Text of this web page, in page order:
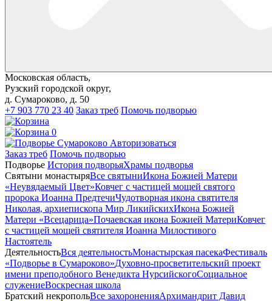
Московская область,
Рузский городской округ,
д. Сумароково, д. 50
+7 903 770 23 40 Заказ треб Помочь подворью
0
Авторизоваться
Заказ треб Помочь подворью
Подворье История подворьяХрамы подворья
Святыни монастыряВсе святыниИкона Божией Матери
«Неувядаемый Цвет»Ковчег с частицей мощей святого
пророка Иоанна ПредтечиЧудотворная икона святителя
Николая, архиепископа Мир ЛикийскихИкона Божией
Матери «Всецарица»Почаевская икона Божией МатериКовчег
с частицей мощей святителя Иоанна Милостивого
Настоятель
ДеятельностьВся деятельностьМонастырская пасекаФестиваль
«Подворье в Сумароково»Духовно-просветительский проект
имени преподобного Венедикта НурсийскогоСоциальное
служениеВоскресная школа
Братский некропольВсе захороненияАрхимандрит Давид